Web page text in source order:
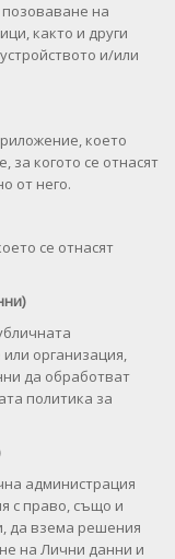
на
както и други
и/или
което
за когото се отнасят
от него.
се отнасят
организация,
да обработват
политика за
администрация
с право, също и
да взема решения
на Лични данни и